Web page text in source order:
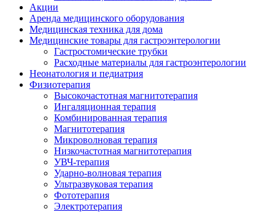
Акции
Аренда медицинского оборудования
Медицинская техника для дома
Медицинские товары для гастроэнтерологии
Гастростомические трубки
Расходные материалы для гастроэнтерологии
Неонатология и педиатрия
Физиотерапия
Высокочастотная магнитотерапия
Ингаляционная терапия
Комбинированная терапия
Магнитотерапия
Микроволновая терапия
Низкочастотная магнитотерапия
УВЧ-терапия
Ударно-волновая терапия
Ультразвуковая терапия
Фототерапия
Электротерапия